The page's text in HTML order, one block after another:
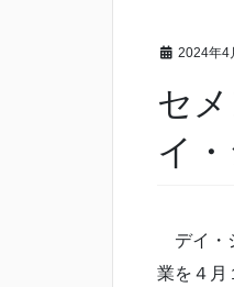
2024年4
セ
イ
デイ・
業を４月